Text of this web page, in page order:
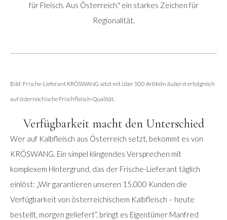
für Fleisch. Aus Österreich." ein starkes Zeichen für
Regionalität.
Bild: Frische-Lieferant KRÖSWANG setzt mit über 500 Artikeln äußerst erfolgreich
auf österreichische Frischfleisch-Qualität.
Verfügbarkeit macht den Unterschied
Wer auf Kalbfleisch aus Österreich setzt, bekommt es von
KRÖSWANG. Ein simpel klingendes Versprechen mit
komplexem Hintergrund, das der Frische-Lieferant täglich
einlöst: „Wir garantieren unseren 15.000 Kunden die
Verfügbarkeit von österreichischem Kalbfleisch – heute
bestellt, morgen geliefert“, bringt es Eigentümer Manfred